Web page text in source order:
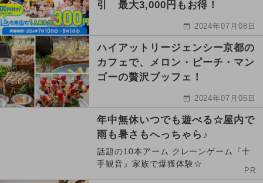
引 最大3,000円もお得！
2024年07月08日
ハイアットリージェンシー京都の
カフェで、メロン・ピーチ・マン
ゴーの贅沢ブッフェ！
2024年07月05日
年中無休いつでも遊べる☆屋内で
雨も暑さもへっちゃら♪
話題の10本アーム クレーンゲーム『十
手観音』家族で爆獲体験☆
PR